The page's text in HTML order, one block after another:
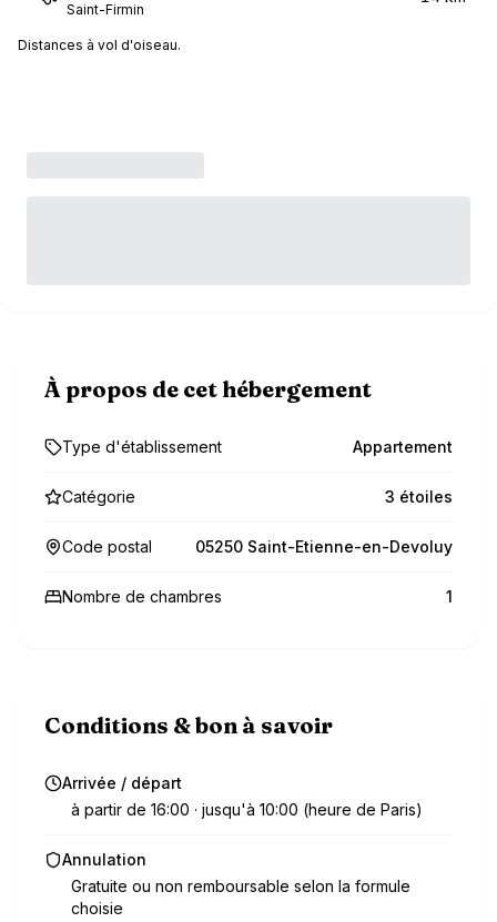
Saint-Firmin
Distances à vol d'oiseau.
À propos de cet hébergement
Type d'établissement Appartement
Catégorie 3 étoiles
Code postal 05250 Saint-Etienne-en-Devoluy
Nombre de chambres 1
Conditions & bon à savoir
Arrivée / départ
à partir de 16:00 · jusqu'à 10:00 (heure de Paris)
Annulation
Gratuite ou non remboursable selon la formule
choisie